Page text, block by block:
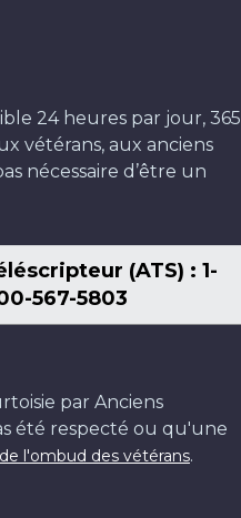
24 heures par jour, 365
vétérans, aux anciens
nécessaire d’être un
(ATS) : 1-
567-5803
par Anciens
été respecté ou qu'une
l'ombud des vétérans.